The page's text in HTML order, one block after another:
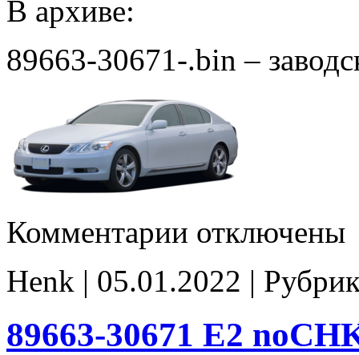
В архиве:
89663-30671-.bin –
Комментарии записи
stock
отключены
Henk | 05.01.2022 |
89663-30671 E2